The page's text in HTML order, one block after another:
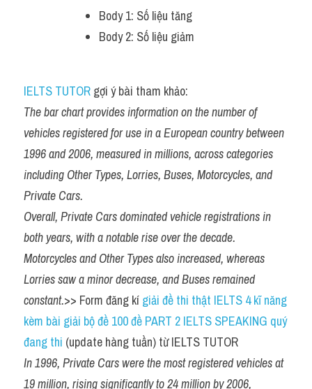
Body 1: Số liệu tăng
Body 2: Số liệu giảm
IELTS TUTOR gợi ý bài tham khảo:
The bar chart provides information on the number of
vehicles registered for use in a European country between
1996 and 2006, measured in millions, across categories
including Other Types, Lorries, Buses, Motorcycles, and
Private Cars.
Overall, Private Cars dominated vehicle registrations in
both years, with a notable rise over the decade.
Motorcycles and Other Types also increased, whereas
Lorries saw a minor decrease, and Buses remained
constant.>> Form đăng kí giải đề thi thật IELTS 4 kĩ năng
kèm bài giải bộ đề 100 đề PART 2 IELTS SPEAKING quý
đang thi (update hàng tuần) từ IELTS TUTOR
In 1996, Private Cars were the most registered vehicles at
19 million, rising significantly to 24 million by 2006,